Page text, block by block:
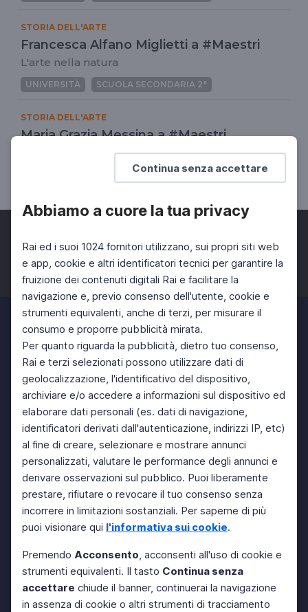
Continua senza accettare
Abbiamo a cuore la tua privacy
Rai ed i suoi 1024 fornitori utilizzano, sui propri siti web
e app, cookie e altri identificatori tecnici per garantire la
fruizione dei contenuti digitali Rai e facilitare la
navigazione e, previo consenso dell'utente, cookie e
strumenti equivalenti, anche di terzi, per misurare il
consumo e proporre pubblicità mirata.
Per quanto riguarda la pubblicità, dietro tuo consenso,
Rai e terzi selezionati possono utilizzare dati di
geolocalizzazione, l'identificativo del dispositivo,
archiviare e/o accedere a informazioni sul dispositivo ed
elaborare dati personali (es. dati di navigazione,
identificatori derivati dall'autenticazione, indirizzi IP, etc)
al fine di creare, selezionare e mostrare annunci
personalizzati, valutare le performance degli annunci e
derivare osservazioni sul pubblico. Puoi liberamente
prestare, rifiutare o revocare il tuo consenso senza
incorrere in limitazioni sostanziali. Per saperne di più
puoi visionare qui l'informativa sui cookie.
Premendo Acconsento, acconsenti all'uso di cookie e
strumenti equivalenti. Il tasto Continua senza
accettare chiude il banner, continuerai la navigazione
in assenza di cookie o altri strumenti di tracciamento
STORIA DELL'ARTE
Francesca Alfano Miglietti a #Maestri
L'arte nella natura
UNIVERSITÀ SCUOLA SECONDARIA 2°
STORIA DELL'ARTE
Maria Grazia Messina a #Maestri
L'eros nell'arte contemporanea
SCUOLA SECONDARIA 2°
Facebook Twitter Instagram